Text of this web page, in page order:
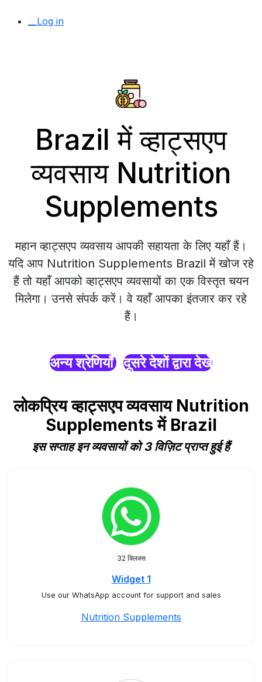
__Log in
Brazil में व्हाट्सएप
व्यवसाय Nutrition
Supplements
महान व्हाट्सएप व्यवसाय आपकी सहायता के लिए यहाँ हैं।
यदि आप Nutrition Supplements Brazil में खोज रहे
हैं तो यहाँ आपको व्हाट्सएप व्यवसायों का एक विस्तृत चयन
मिलेगा। उनसे संपर्क करें। वे यहाँ आपका इंतजार कर रहे
हैं।
अन्य श्रेणियाँ दूसरे देशों द्वारा देखें
लोकप्रिय व्हाट्सएप व्यवसाय Nutrition
Supplements में Brazil
इस सप्ताह इन व्यवसायों को 3 विज़िट प्राप्त हुई हैं
32 क्लिक्स
Widget 1
Use our WhatsApp account for support and sales
Nutrition Supplements